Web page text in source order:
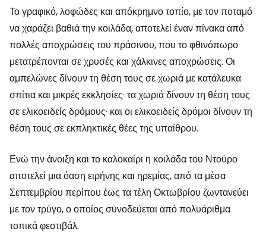
Το γραφικό, λοφώδες και απόκρημνο τοπίο, με τον ποταμό
να χαράζει βαθιά την κοιλάδα, αποτελεί έναν πίνακα από
πολλές αποχρώσεις του πράσινου, που το φθινόπωρο
μετατρέπονται σε χρυσές και χάλκινες αποχρώσεις. Οι
αμπελώνες δίνουν τη θέση τους σε χωριά με κατάλευκα
σπίτια και μικρές εκκλησίες· τα χωριά δίνουν τη θέση τους
σε ελικοειδείς δρόμους· και οι ελικοειδείς δρόμοι δίνουν τη
θέση τους σε εκπληκτικές θέες της υπαίθρου.
Ενώ την άνοιξη και το καλοκαίρι η κοιλάδα του Ντούρο
αποτελεί μια όαση ειρήνης και ηρεμίας, από τα μέσα
Σεπτεμβρίου περίπου έως τα τέλη Οκτωβρίου ζωντανεύει
με τον τρύγο, ο οποίος συνοδεύεται από πολυάριθμα
τοπικά φεστιβάλ.